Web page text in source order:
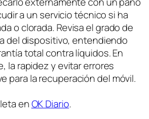
a un servicio técnico si ha
o clorada. Revisa el grado de
del dispositivo, entendiendo
total contra líquidos. En
la rapidez y evitar errores
para la recuperación del móvil.
enOK Diario.